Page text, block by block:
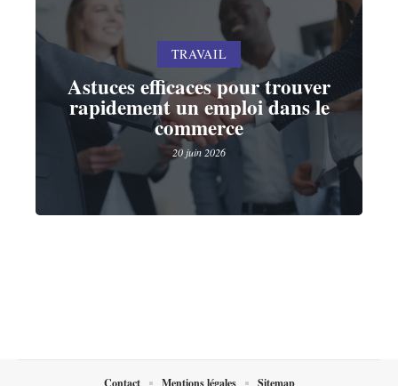
TRAVAIL
Astuces efficaces pour trouver
rapidement un emploi dans le
commerce
20 juin 2026
Contact Mentions légales Sitemap